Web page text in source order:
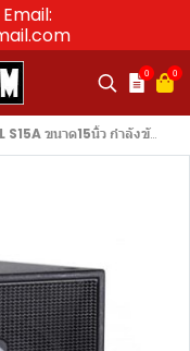
0 0
นิ้ว กำลังขับ 1200วัตต์ activesubwoofer